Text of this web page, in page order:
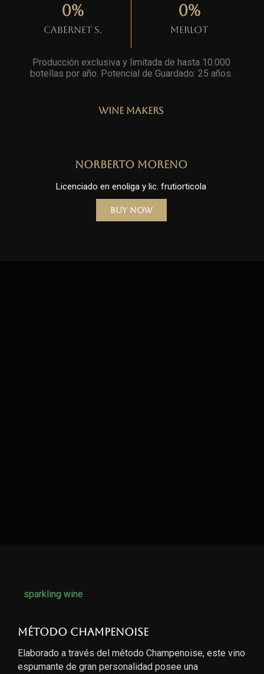
Cabernet S.
0%
Merlot
0%
Producción exclusiva y limitada de hasta 10.000
botellas por año. Potencial de Guardado: 25 años
Wine Makers
Norberto Moreno
Licenciado en enoliga y lic. frutiorticola
Buy Now
sparkling wine
Método Champenoise
Elaborado a través del método Champenoise, este vino
espumante de gran personalidad posee una